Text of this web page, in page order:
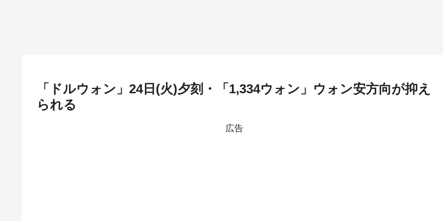
「ドルウォン」24日(火)夕刻・「1,334ウォン」ウォン安方向が抑え
られる
広告